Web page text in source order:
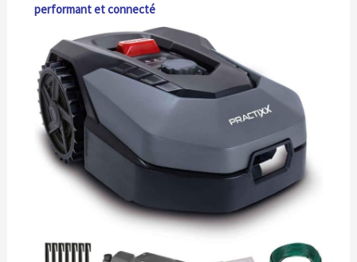
performant et connecté